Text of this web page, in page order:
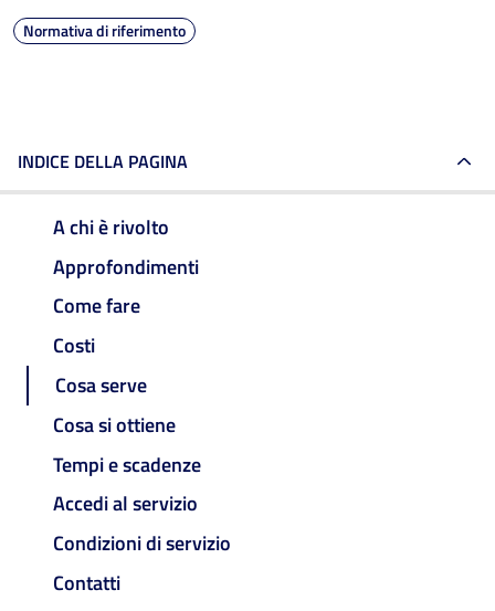
Normativa di riferimento
INDICE DELLA PAGINA
A chi è rivolto
Approfondimenti
Come fare
Costi
Cosa serve
Cosa si ottiene
Tempi e scadenze
Accedi al servizio
Condizioni di servizio
Contatti